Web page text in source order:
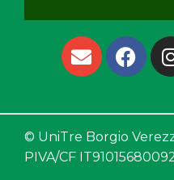
© UniTre Borgio
PIVA/CF IT